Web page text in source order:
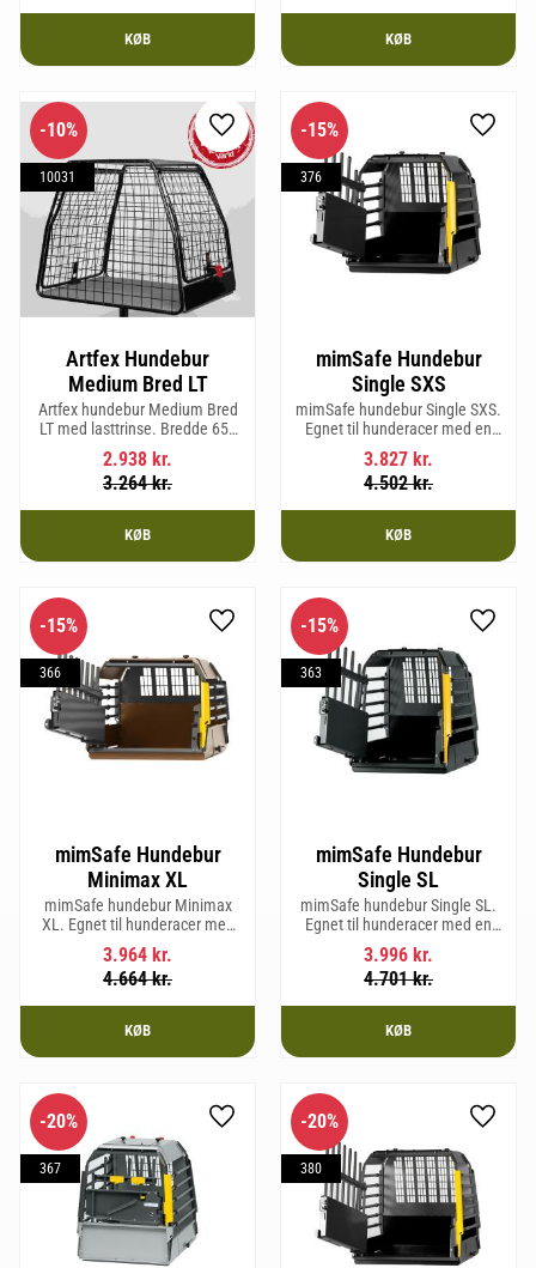
KØB KØB
Artfex Hundebur
Medium Bred LT
Artfex hundebur Medium Bred
LT med lasttrinse. Bredde 653
mm, Højde 675 mm, Dybde 830
mm og vægt 20,2 kg.
2.938 kr.
3.264kr.
10%
10031
Gem som favorit
KØB
mimSafe Hundebur
Single SXS
mimSafe hundebur Single SXS.
Egnet til hunderacer med en
skulderhøjde på op til 52 cm.
3.827 kr.
4.502kr.
15%
376
Gem
KØB
mimSafe Hundebur
Minimax XL
mimSafe hundebur Minimax
XL. Egnet til hunderacer med
en skulderhøjde på op til 38 cm.
3.964 kr.
4.664kr.
15%
366
Gem som favorit
KØB
mimSafe Hundebur
Single SL
mimSafe hundebur Single SL.
Egnet til hunderacer med en
skulderhøjde på op til 58 cm.
3.996 kr.
4.701kr.
15%
363
Gem
KØB
20%
367
Gem som favorit
20%
380
Gem